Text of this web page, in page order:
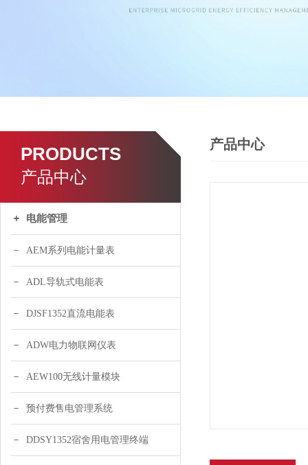
PRODUCTS
产品中心
电能管理
AEM系列电能计量表
ADL导轨式电能表
DJSF1352直流电能表
ADW电力物联网仪表
AEW100无线计量模块
预付费售电管理系统
DDSY1352宿舍用电管理终端
产品中心